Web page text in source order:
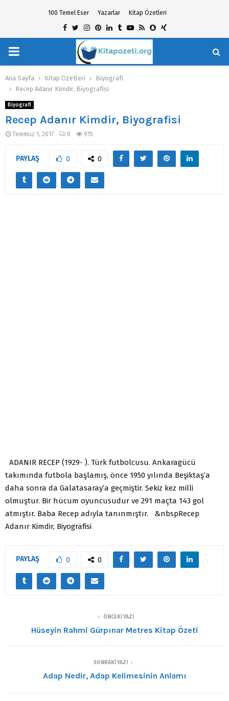
100 Temel Eser Yazarlar Kitap Özetleri
Facebook
TwitterInstagram
Pinterest
Linkedin
TumblrYoutube
RssSnapchat
Xing
PRIMARY
MENU
Ana Sayfa Kitap Özetleri
Biyografi
Recep Adanır Kimdir, Biyografisi
Biyografi
Recep Adanır Kimdir, Biyografisi
Temmuz 1, 2017 0 915
PAYLAŞ 0 0
ADANIR RECEP (1929- ). Türk futbolcusu. Ankaragücü
takımında futbola başlamış, önce 1950 yılında Beşiktaş’a
daha sonra da Galatasaray’a geçmiştir. Sekiz kez milli
olmuştur. Bir hücum oyuncusudur ve 291 maçta 143 gol
atmıştır. Baba Recep adıyla tanınmıştır. &nbspRecep
Adanır Kimdir, Biyografisi
PAYLAŞ 0 0
ÖNCEKI YAZI
Hüseyin Rahmi Gürpınar Metres Kitap Özeti
SONRAKI YAZI
Adap Nedir, Adap Kelimesinin Anlamı